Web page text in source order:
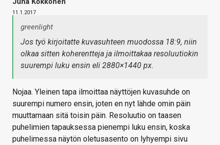
11.1.2017
greenlight
Jos työ kirjoitatte kuvasuhteen muodossa 18:9, niin
olkaa sitten koherentteja ja ilmoittakaa resoluutiokin
suurempi luku ensin eli 2880×1440 px.
Nojaa. Yleinen tapa ilmoittaa näyttöjen kuvasuhde on
suurempi numero ensin, joten en nyt lähde omin päin
muuttamaan sitä toisin päin. Resoluutio on taasen
puhelimien tapauksessa pienempi luku ensin, koska
puhelimessa näytön oletusasento on lyhyempi sivu